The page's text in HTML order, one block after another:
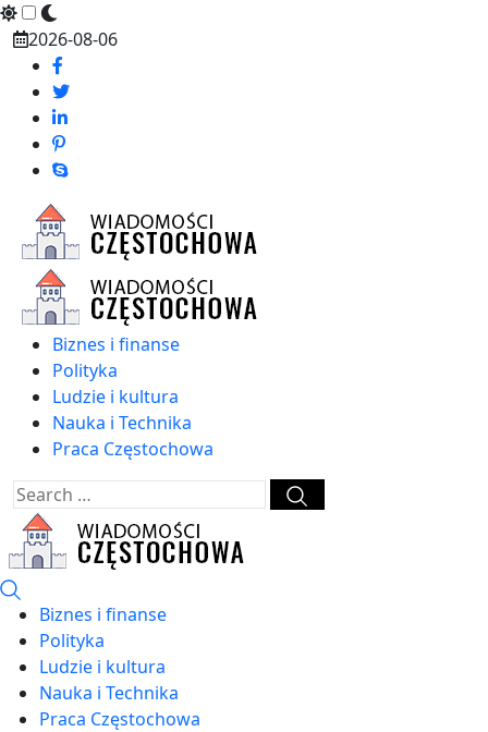
Skip
content
2026-08-06
Biznes i finanse
Polityka
Ludzie i kultura
Nauka i Technika
Praca Częstochowa
Biznes i finanse
Polityka
Ludzie i kultura
Nauka i Technika
Praca Częstochowa